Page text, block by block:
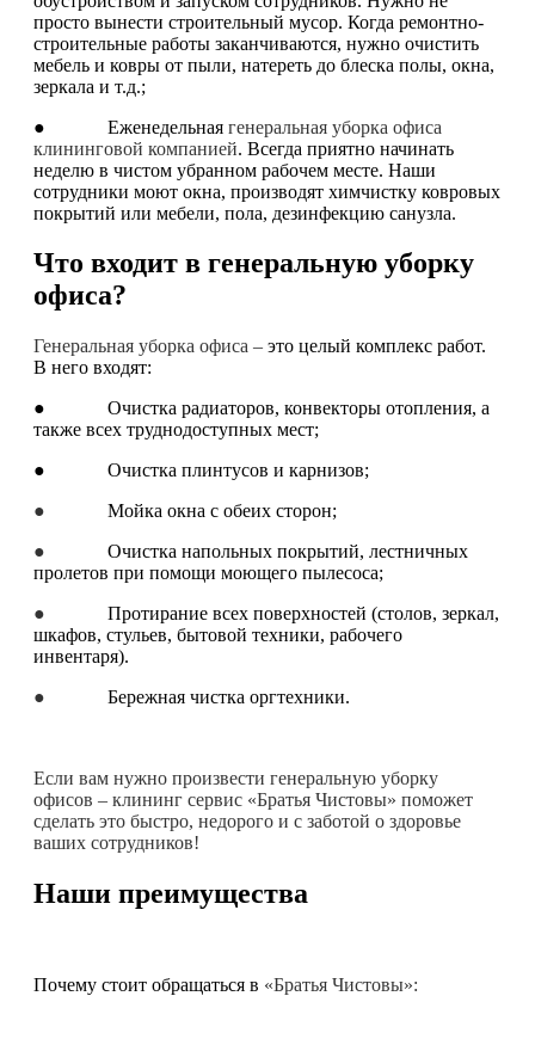
просто вынести строительный мусор. Когда ремонтно-
строительные работы заканчиваются, нужно очистить
мебель и ковры от пыли, натереть до блеска полы, окна,
зеркала и т.д.;
● Еженедельная генеральная уборка офиса
клининговой компанией. Всегда приятно начинать
неделю в чистом убранном рабочем месте. Наши
сотрудники моют окна, производят химчистку ковровых
покрытий или мебели, пола, дезинфекцию санузла.
Что входит в генеральную уборку
офиса?
Генеральная уборка офиса – это целый комплекс работ.
В него входят:
● Очистка радиаторов, конвекторы отопления, а
также всех труднодоступных мест;
● Очистка плинтусов и карнизов;
● Мойка окна с обеих сторон;
● Очистка напольных покрытий, лестничных
пролетов при помощи моющего пылесоса;
● Протирание всех поверхностей (столов, зеркал,
шкафов, стульев, бытовой техники, рабочего
инвентаря).
● Бережная чистка оргтехники.
Если вам нужно произвести генеральную уборку
офисов – клининг сервис «Братья Чистовы» поможет
сделать это быстро, недорого и с заботой о здоровье
ваших сотрудников!
Наши преимущества
Почему стоит обращаться в «Братья Чистовы»: